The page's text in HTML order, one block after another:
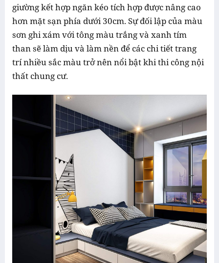
giường kết hợp ngăn kéo tích hợp được nâng cao
hơn mặt sạn phía dưới 30cm. Sự đối lập của màu
sơn ghi xám với tông màu trắng và xanh tím
than sẽ làm dịu và làm nền để các chi tiết trang
trí nhiều sắc màu trở nên nổi bật khi thi công nội
thất chung cư.